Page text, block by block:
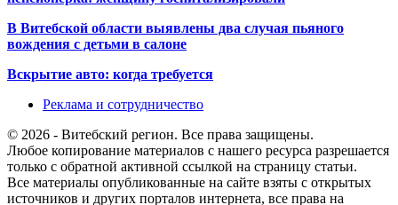
В Витебской области выявлены два случая пьяного
вождения с детьми в салоне
Вскрытие авто: когда требуется
Реклама и сотрудничество
© 2026 - Витебский регион. Все права защищены.
Любое копирование материалов с нашего ресурса разрешается
только с обратной активной ссылкой на страницу статьи.
Все материалы опубликованные на сайте взяты с открытых
источников и других порталов интернета, все права на